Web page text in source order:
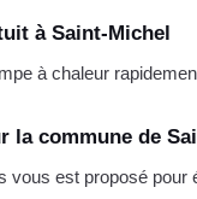
à Saint-Michel
à chaleur
la commune de
vous est proposé pour